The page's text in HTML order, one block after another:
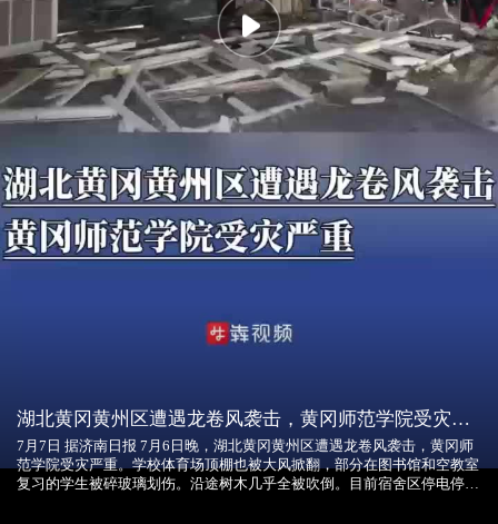
Play
湖北黄冈黄州区遭遇龙卷风袭击，黄冈师范学院受灾严重
7月7日 据济南日报 7月6日晚，湖北黄冈黄州区遭遇龙卷风袭击，黄冈师
范学院受灾严重。学校体育场顶棚也被大风掀翻，部分在图书馆和空教室
复习的学生被碎玻璃划伤。沿途树木几乎全被吹倒。目前宿舍区停电停